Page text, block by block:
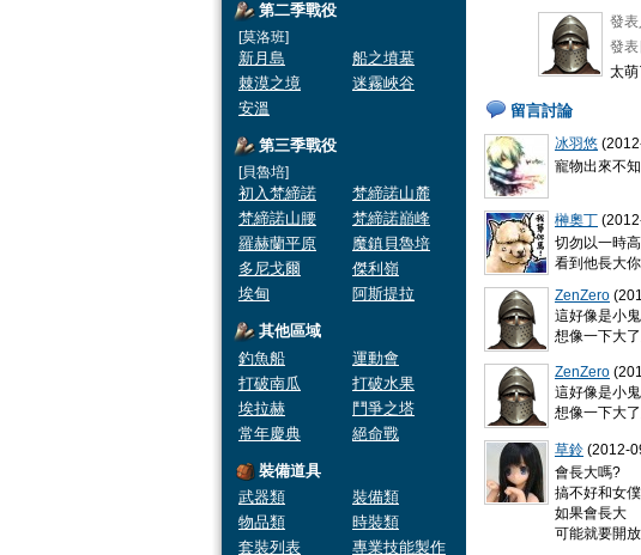
第二季戰役
[莫洛班]
新月島
船之墳墓
棘漠之境
迷霧峽谷
安溫
第三季戰役
[貝魯培]
初入梵締諾
梵締諾山麓
梵締諾山腰
梵締諾巔峰
羅赫蘭平原
魔鎮貝魯培
多尼戈爾
傑利嶺
埃甸
阿斯提拉
其他區域
釣魚船
運動會
打破南瓜
打破水果
埃拉赫
鬥爭之塔
常年慶典
絕命戰
裝備道具
武器類
裝備類
物品類
時裝類
套裝列表
專業技能製作
發表
發表
太
留言討論
冰羽悠
寵物出來不
榊奧丁
切勿以一時
看到他長大
ZenZero
這好像是小
想像一下大
ZenZero
這好像是小
想像一下大
草鈴 (2012-
會長大嗎?
搞不好和女
如果會長大
可能就要開